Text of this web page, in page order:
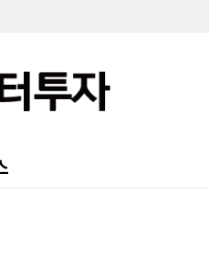
출시 계획